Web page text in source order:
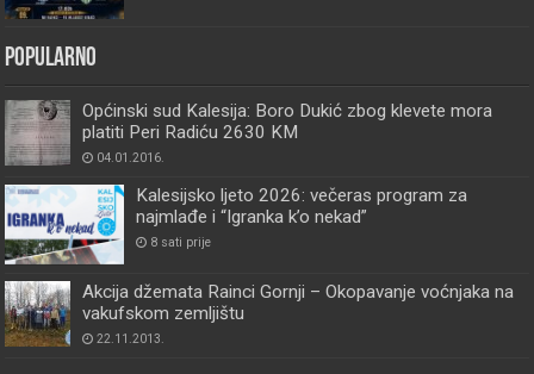
Popularno
Općinski sud Kalesija: Boro Dukić zbog klevete mora
platiti Peri Radiću 2630 KM
04.01.2016.
Kalesijsko ljeto 2026: večeras program za
najmlađe i “Igranka k’o nekad”
8 sati prije
Akcija džemata Rainci Gornji – Okopavanje voćnjaka na
vakufskom zemljištu
22.11.2013.